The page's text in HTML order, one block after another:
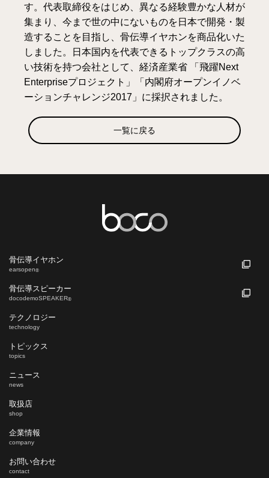
す。代表取締役をはじめ、異なる経験豊かな人材が
集まり、今まで世の中にないものを日本で開発・製
造することを目指し、骨伝導イヤホンを商品化いた
しました。日本国内を代表できるトップクラスの高
い技術を持つ会社として、経済産業省 「飛躍Next
Enterpriseプロジェクト」「内閣府オープンイノベ
ーションチャレンジ2017」に採択されました。
一覧に戻る
骨伝導イヤホン
earsopen®
骨伝導スピーカー
docodemoSPEAKER®
テクノロジー
technology
トピックス
topics
ニュース
news
取扱店
shop
企業情報
company
お問い合わせ
contact